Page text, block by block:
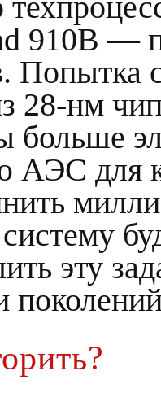
910B —
Попытка
28-нм
больше
АЭС для
эту